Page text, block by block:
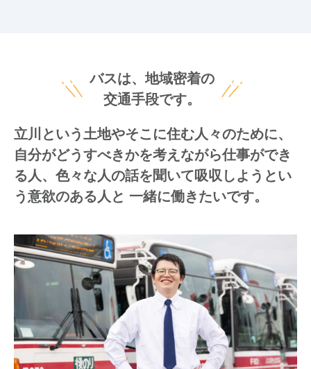
バスは、地域密着の
交通手段です。
立川という土地やそこに住む人々のために、
自分がどうすべきかを考えながら仕事ができ
る人、 色々な人の話を聞いて吸収しようとい
う意欲のある人と 一緒に働きたいです。